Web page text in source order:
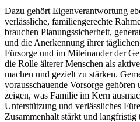
Dazu gehört Eigenverantwortung
verlässliche, familiengerechte
brauchen Planungssicherheit,
und die Anerkennung ihrer
Fürsorge und im Miteinander der
die Rolle älterer Menschen als
machen und gezielt zu stärken.
vorausschauende Vorsorge gehören
zeigen, was Familie im Kern
Unterstützung und verlässliches
Zusammenhalt stärkt und langfristig